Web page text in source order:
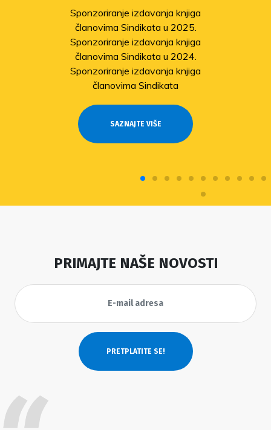
Sindikat pomaže članovima
pogođenima potresom
Odobrene isplate pomoći članovima
stradalima u potresu
PRIMAJTE NAŠE NOVOSTI